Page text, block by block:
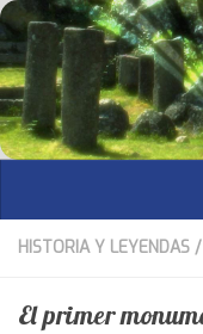
Saltar al contenido
HISTORIA Y LEYENDAS /
El primer